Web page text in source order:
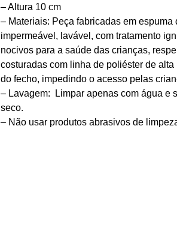
– Altura 10 cm
– Materiais: Peça fabricadas em
impermeável, lavável, com tratamento
nocivos para a saúde das crianças,
costuradas com linha de poliéster de
do fecho, impedindo o acesso pelas
– Lavagem: Limpar apenas com água e
seco.
– Não usar produtos abrasivos de